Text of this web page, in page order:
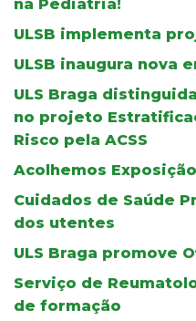
na Pediatria!
ULSB implementa
ULSB inaugura nova
ULS Braga
no projeto
Risco pela ACSS
Acolhemos
Cuidados de Saúde
dos utentes
ULS Braga promove
Serviço de
de formação